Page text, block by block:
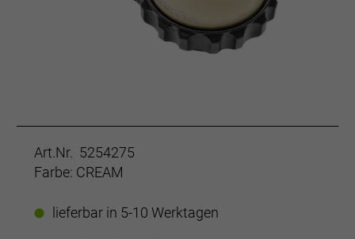
Art.Nr. 5254275
Farbe: CREAM
lieferbar in 5-10 Werktagen